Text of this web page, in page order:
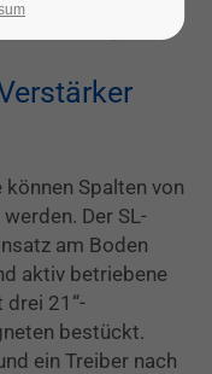
Spalten von
Der SL-
am Boden
aktiv betriebene
drei 21“-
bestückt.
ein Treiber nach